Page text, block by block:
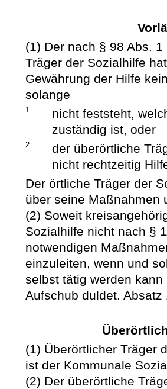
(1) Der nach § 98 Abs.
Träger der Sozialhilfe
Gewährung der Hilfe
solange
1.
nicht feststeht,
zuständig ist, oder
2.
der überörtliche
nicht rechtzeitig
Der örtliche Träger der
über seine Maßnahmen
(2) Soweit
Sozialhilfe nicht nach §
notwendigen
einzuleiten, wenn und
selbst tätig werden
Aufschub duldet.
(1) Überörtlicher Träger
ist der Kommunale
(2) Der überörtliche